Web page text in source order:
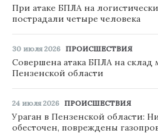
При атаке БПЛА на
пострадали четыре человека
30 июля 2026 ПРОИСШЕСТВИЯ
Совершена атака БПЛА на склад
Пензенской области
24 июля 2026 ПРОИСШЕСТВИЯ
Ураган в Пензенской области:
обесточен, повреждены